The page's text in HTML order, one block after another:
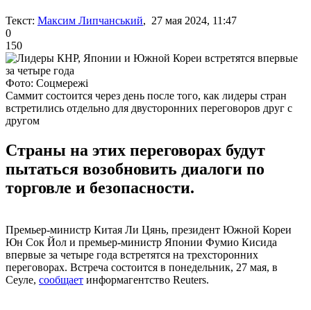
Текст: Максим Липчанський, 27 мая 2024, 11:47
0
150
Фото: Соцмережі
Саммит состоится через день после того, как лидеры стран
встретились отдельно для двусторонних переговоров друг с
другом
Страны на этих переговорах будут
пытаться возобновить диалоги по
торговле и безопасности.
Премьер-министр Китая Ли Цянь, президент Южной Кореи
Юн Сок Йол и премьер-министр Японии Фумио Кисида
впервые за четыре года встретятся на трехсторонних
переговорах. Встреча состоится в понедельник, 27 мая, в
Сеуле, сообщает информагентство Reuters.